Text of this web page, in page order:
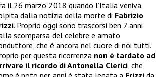
il 26 marzo 2018 quando l’Italia veniva
dalla notizia della morte di Fabrizio
. Proprio oggi sono trascorsi ben 7 anni
scomparsa del celebre e amato
che è ancora nel cuore di noi tutti.
per questa ricorrenza non è tardato ad
il ricordo di Antonella Clerici, che